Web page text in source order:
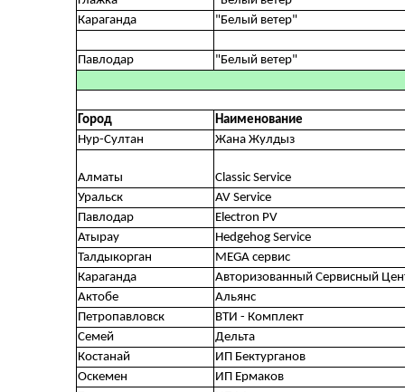
Караганда
"Белый ветер"
Павлодар "Белый ветер"
Город
Наименование
Нур-Султан
Жана Жулдыз
Алматы
Classic Service
Уральск
AV Service
Павлодар
Electron PV
Атырау
Hedgehog Service
Талдыкорган
MEGA сервис
Караганда
Авторизованный Сервисный
Актобе
Альянс
Петропавловск
ВТИ - Комплект
Семей
Дельта
Костанай
ИП Бектурганов
Оскемен
ИП Ермаков